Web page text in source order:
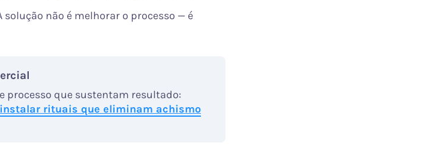
solução não é melhorar o processo — é
processo que sustentam resultado:
instalar rituais que eliminam achismo